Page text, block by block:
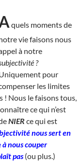
quels moments de
vie faisons nous
à notre
?
pour
les limites
! Nous le faisons tous,
ce qui n’est
NIER ce qui est
nous sert en
à nous couper
pas(ou plus.)